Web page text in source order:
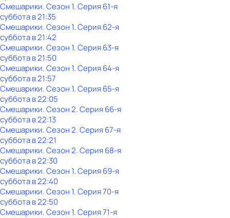
Смешарики. Сезон 1. Серия 61-я
субботав21:35
Смешарики. Сезон 1. Серия 62-я
субботав21:42
Смешарики. Сезон 1. Серия 63-я
субботав21:50
Смешарики. Сезон 1. Серия 64-я
субботав21:57
Смешарики. Сезон 1. Серия 65-я
субботав22:05
Смешарики. Сезон 2. Серия 66-я
субботав22:13
Смешарики. Сезон 2. Серия 67-я
субботав22:21
Смешарики. Сезон 2. Серия 68-я
субботав22:30
Смешарики. Сезон 1. Серия 69-я
субботав22:40
Смешарики. Сезон 1. Серия 70-я
субботав22:50
Смешарики. Сезон 1. Серия 71-я